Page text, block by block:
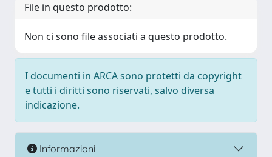
File in questo prodotto:
Non ci sono file associati a questo prodotto.
I documenti in ARCA sono protetti da copyright
e tutti i diritti sono riservati, salvo diversa
indicazione.
Informazioni